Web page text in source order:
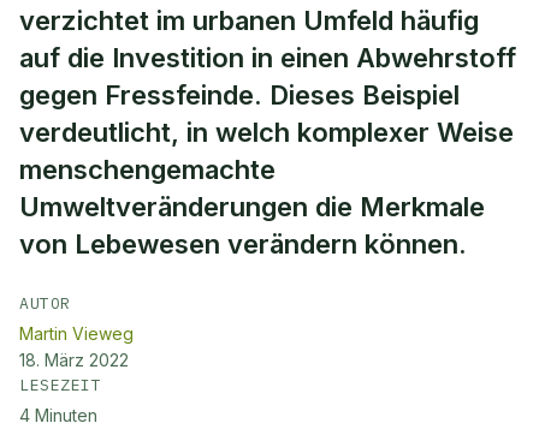
verzichtet im urbanen Umfeld häufig
auf die Investition in einen Abwehrstoff
gegen Fressfeinde. Dieses Beispiel
verdeutlicht, in welch komplexer Weise
menschengemachte
Umweltveränderungen die Merkmale
von Lebewesen verändern können.
AUTOR
Martin Vieweg
18. März 2022
LESEZEIT
4 Minuten